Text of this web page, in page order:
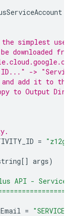
simplest
-> "Service
add it to
to Output
=
[] args)
API - Service
=